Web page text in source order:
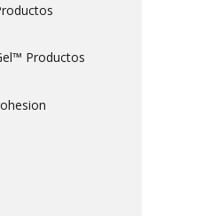
Productos